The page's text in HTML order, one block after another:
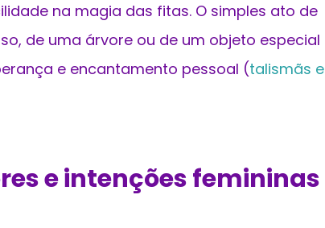
na magia das fitas. O simples ato de
de uma árvore ou de um objeto especial
e encantamento pessoal (talismãs e
e intenções femininas